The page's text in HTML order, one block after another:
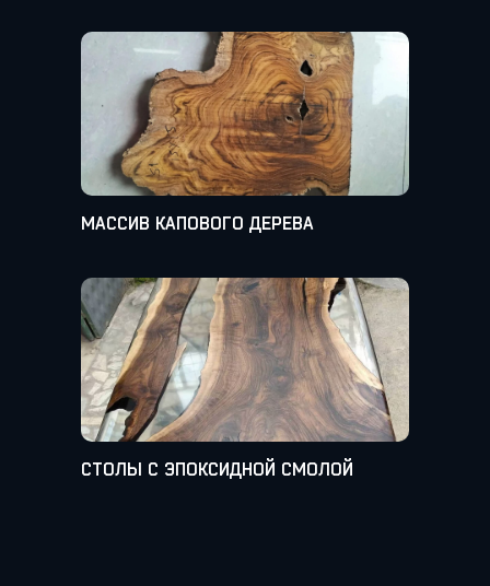
МАССИВ КАПОВОГО ДЕРЕВА
СТОЛЫ С ЭПОКСИДНОЙ СМОЛОЙ